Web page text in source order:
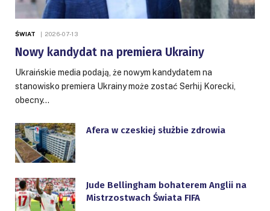
ŚWIAT 2026-07-13
Nowy kandydat na premiera Ukrainy
Ukraińskie media podają, że nowym kandydatem na
stanowisko premiera Ukrainy może zostać Serhij Korecki,
obecny…
Afera w czeskiej służbie zdrowia
Jude Bellingham bohaterem Anglii na
Mistrzostwach Świata FIFA